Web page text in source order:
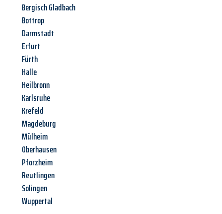
Bergisch Gladbach
Bottrop
Darmstadt
Erfurt
Fürth
Halle
Heilbronn
Karlsruhe
Krefeld
Magdeburg
Mülheim
Oberhausen
Pforzheim
Reutlingen
Solingen
Wuppertal